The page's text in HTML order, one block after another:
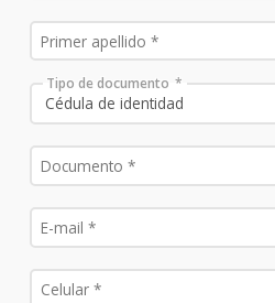
Tipo de documento